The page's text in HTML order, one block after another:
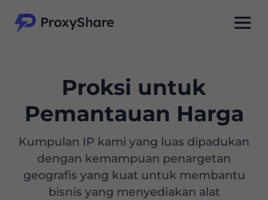
Proksi untuk
Pemantauan Harga
Kumpulan IP kami yang luas dipadukan
dengan kemampuan penargetan
geografis yang kuat untuk membantu
bisnis yang menyediakan alat